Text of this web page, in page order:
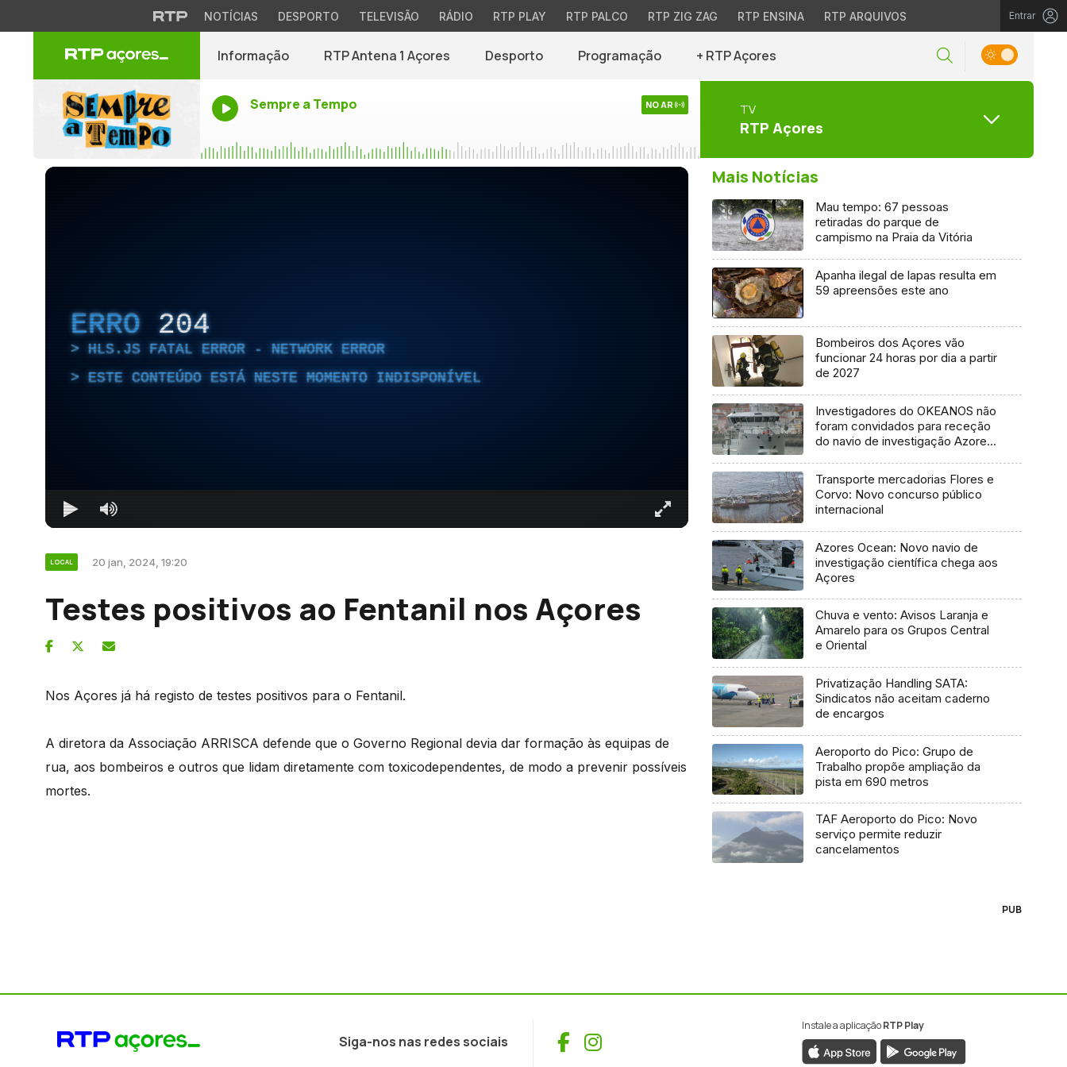
NOTÍCIAS DESPORTO TELEVISÃO RÁDIO RTP PLAY RTP PALCO RTP ZIG ZAG RTP ENSINA RTP ARQUIVOS Entrar
Informação RTP Antena 1 Açores Desporto Programação + RTP Açores
Sempre a Tempo NO AR TV
RTP Açores
ERRO 204
HLS.JS FATAL ERROR - NETWORK ERROR
ESTE CONTEÚDO ESTÁ NESTE MOMENTO INDISPONÍVEL
LOCAL 20 jan, 2024, 19:20
Testes positivos ao Fentanil nos Açores
Nos Açores já há registo de testes positivos para o Fentanil.
A diretora da Associação ARRISCA defende que o Governo Regional devia dar formação às equipas de
rua, aos bombeiros e outros que lidam diretamente com toxicodependentes, de modo a prevenir possíveis
mortes.
Mais Notícias
Mau tempo: 67 pessoas
retiradas do parque de
campismo na Praia da Vitória
Apanha ilegal de lapas resulta em
59 apreensões este ano
Bombeiros dos Açores vão
funcionar 24 horas por dia a partir
de 2027
Investigadores do OKEANOS não
foram convidados para receção
do navio de investigação Azores
Transporte mercadorias Flores e
Corvo: Novo concurso público
internacional
Azores Ocean: Novo navio de
investigação científica chega aos
Açores
Chuva e vento: Avisos Laranja e
Amarelo para os Grupos Central
e Oriental
Privatização Handling SATA:
Sindicatos não aceitam caderno
de encargos
Aeroporto do Pico: Grupo de
Trabalho propõe ampliação da
pista em 690 metros
TAF Aeroporto do Pico: Novo
serviço permite reduzir
cancelamentos
PUB
Siga-nos nas redes sociais Facebook
Instagram
Instale a aplicaçãoRTP Play